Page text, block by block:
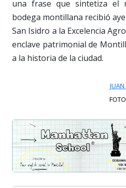
una frase que sintetiza el
bodega montillana recibió
San Isidro a la Excelencia
enclave patrimonial de
a la historia de la ciudad.